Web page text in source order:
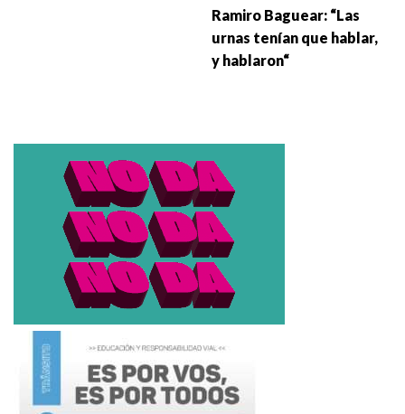
Ramiro Baguear: “Las
urnas tenían que hablar,
y hablaron“